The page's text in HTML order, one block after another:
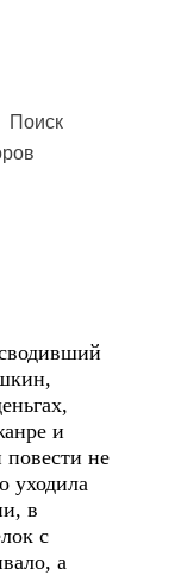
Поиск
и
повести не
уходила
в
с
а